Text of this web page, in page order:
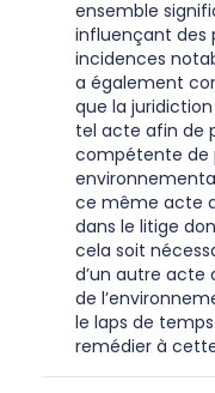
ensemble
influençant des
incidences
a également
que la
tel acte afin de
compétente de
ce même acte
dans le litige
cela soit
d’un autre acte
de
le laps de
remédier à